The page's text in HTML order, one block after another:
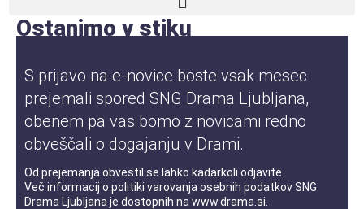
Ostanimo v stiku
S prijavo na e-novice boste vsak mesec
prejemali spored SNG Drama Ljubljana,
obenem pa vas bomo z novicami redno
obveščali o dogajanju v Drami.
Od prejemanja obvestil se lahko kadarkoli odjavite.
Več informacij o politiki varovanja osebnih podatkovSNG
Drama Ljubljana je dostopnih na www.drama.si